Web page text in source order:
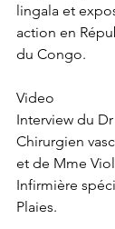
lingala et
action en
du Congo.
Video
Interview du
Chirurgien
et de Mme
Infirmière
Plaies.